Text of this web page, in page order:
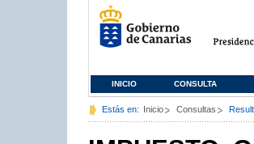
INICIO CONSULTA
Estás en: Inicio Consultas